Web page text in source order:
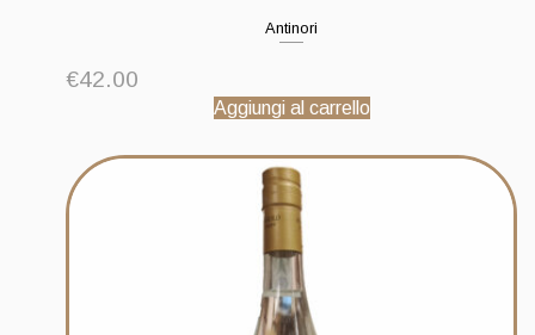
Antinori
€42.00
Aggiungi al carrello